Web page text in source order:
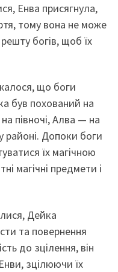
Енва присягнула,
тому вона не може
богів, щоб їх
що боги
був похований на
півночі, Алва — на
районі. Допоки боги
їх магічною
магічні предмети і
Дейка
та повернення
до зцілення, він
зцілюючи їх